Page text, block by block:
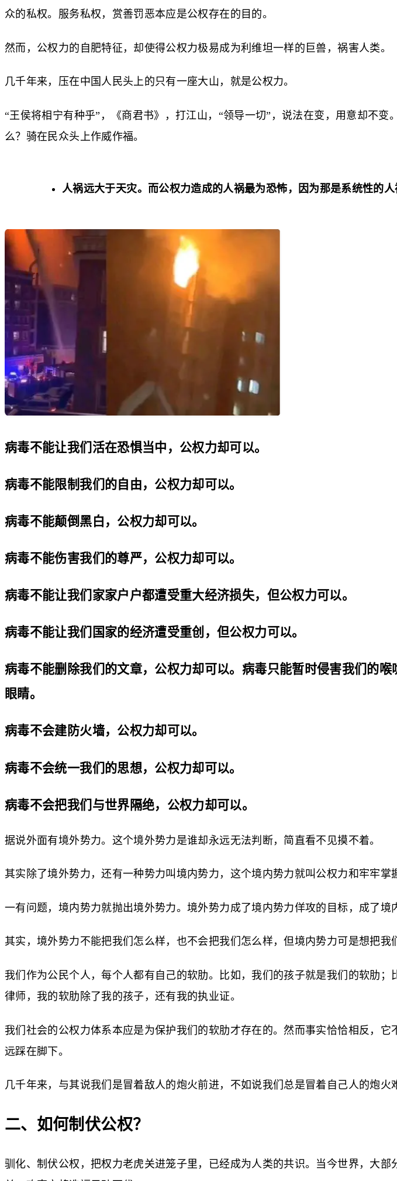
众的私权。服务私权，赏善罚恶本应是公权存在的目的。
然而，公权力的自肥特征，却使得公权力极易成为利维坦一样的巨兽，祸害人类。
几千年来，压在中国人民头上的只有一座大山，就是公权力。
“王侯将相宁有种乎”，《商君书》，打江山，“领导一切”，说法在变，用意却不
么？骑在民众头上作威作福。
人祸远大于天灾。而公权力造成的人祸最为恐怖，因为那是系统性的人
病毒不能让我们活在恐惧当中，公权力却可以。
病毒不能限制我们的自由，公权力却可以。
病毒不能颠倒黑白，公权力却可以。
病毒不能伤害我们的尊严，公权力却可以。
病毒不能让我们家家户户都遭受重大经济损失，但公权力可以。
病毒不能让我们国家的经济遭受重创，但公权力可以。
病毒不能删除我们的文章，公权力却可以。病毒只能暂时侵害我们的
眼睛。
病毒不会建防火墙，公权力却可以。
病毒不会统一我们的思想，公权力却可以。
病毒不会把我们与世界隔绝，公权力却可以。
据说外面有境外势力。这个境外势力是谁却永远无法判断，简直看不见摸不着。
其实除了境外势力，还有一种势力叫境内势力，这个境内势力就叫公权力和牢牢掌
一有问题，境内势力就抛出境外势力。境外势力成了境内势力佯攻的目标，成了境
其实，境外势力不能把我们怎么样，也不会把我们怎么样，但境内势力可是想把我
我们作为公民个人，每个人都有自己的软肋。比如，我们的孩子就是我们的软肋
律师，我的软肋除了我的孩子，还有我的执业证。
我们社会的公权力体系本应是为保护我们的软肋才存在的。然而事实恰恰相反，
远踩在脚下。
几千年来，与其说我们是冒着敌人的炮火前进，不如说我们总是冒着自己人的炮火
二、如何制伏公权？
驯化、制伏公权，把权力老虎关进笼子里，已经成为人类的共识。当今世界，大